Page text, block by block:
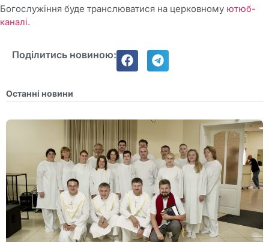
Богослужіння буде транслюватися на церковному ютюб-
каналі.
Поділитись новиною:
Останні новини